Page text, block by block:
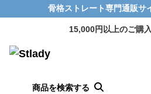
骨格ストレート専門通販サ
15,000円以上のご購
商品を検索する